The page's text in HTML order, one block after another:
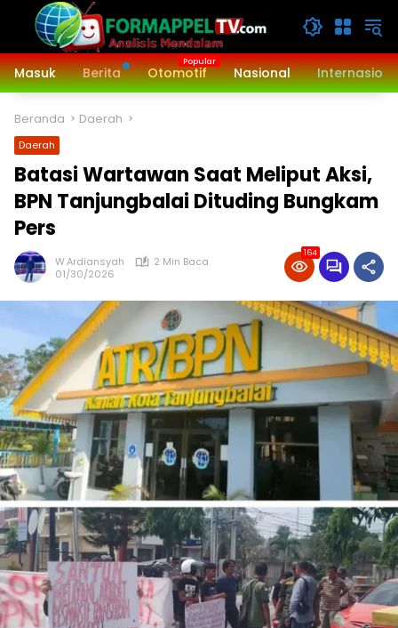
Langsung
konten
Masuk
Berita Otomotif Nasional
Beranda Daerah
Daerah
Batasi Wartawan Saat Meliput Aksi,
BPN Tanjungbalai Dituding Bungkam
Pers
W.Ardiansyah
2 Min Baca
01/30/2026
164